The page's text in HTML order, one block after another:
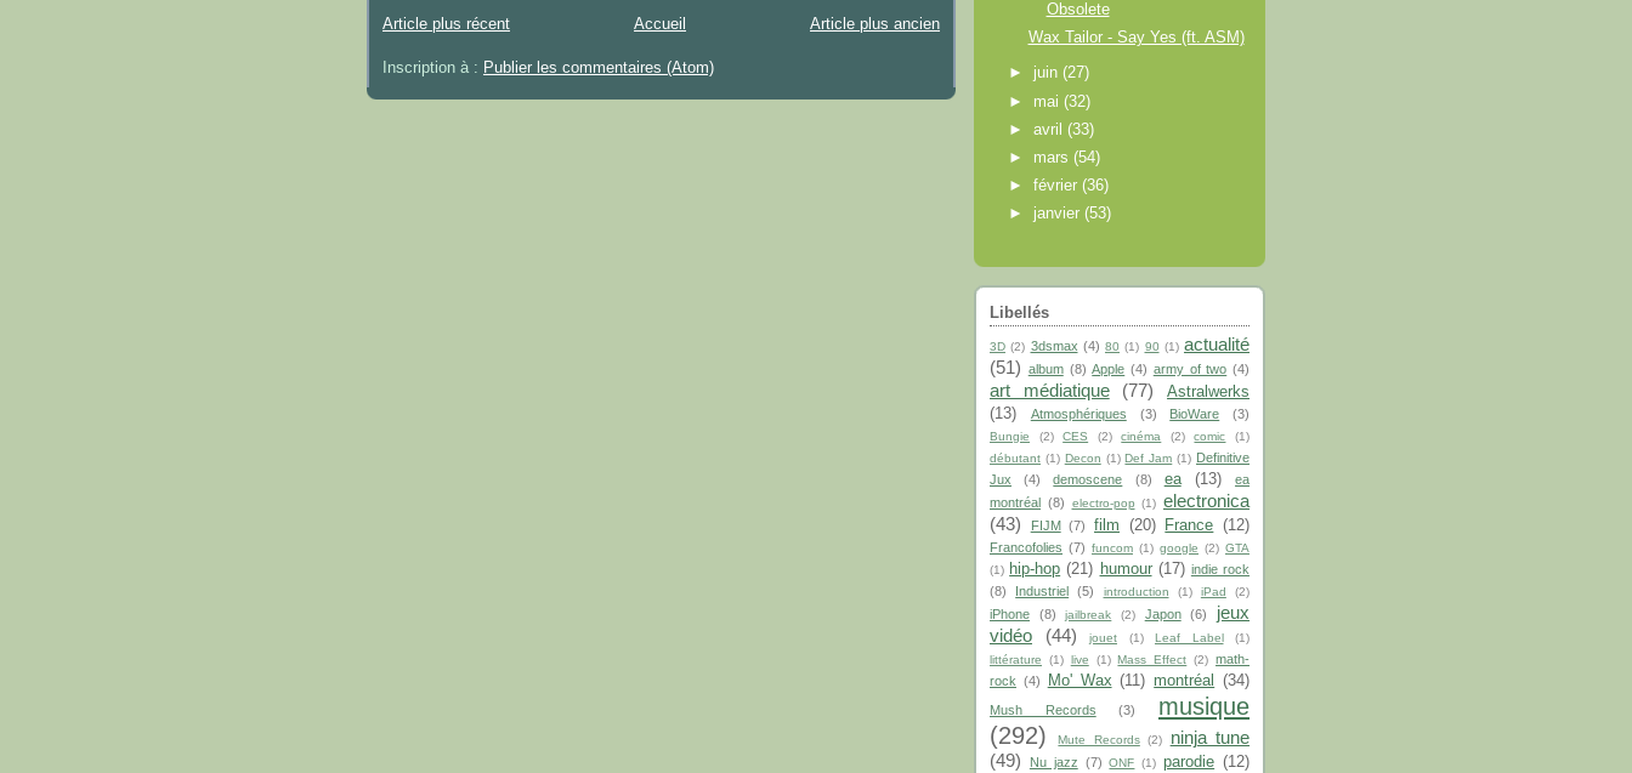
Article plus récent Article plus ancien
Accueil
Inscription à : Publier les commentaires (Atom)
Obsolete
Wax Tailor - Say Yes (ft. ASM)
► juin(27)
► mai(32)
►avril(33)
► mars(54)
►février(36)
► janvier(53)
Libellés
3D (2) 3dsmax (4) 80 (1) 90 (1) actualité
(51) album (8) Apple (4) army of two (4)
art médiatique (77)
Astralwerks
(13)
Atmosphériques (3) BioWare (3)
Bungie (2) CES (2) cinéma (2) comic
(1)
débutant (1) Decon (1) Def Jam (1) Definitive
Jux
(4) demoscene (8) ea (13)
ea
montréal (8) electro-pop (1) electronica
(43)
FIJM (7) film (20) France (12)
Francofolies (7) funcom (1) google (2) GTA
(1) hip-hop (21) humour (17) indie rock
(8)
Industriel (5) introduction (1) iPad (2)
iPhone (8) jailbreak (2) Japon (6)
jeux
vidéo
(44) jouet (1) Leaf Label
(1)
littérature
(1) live (1) Mass Effect (2) math-
rock (4) Mo' Wax (11) montréal (34)
Mush Records (3)
musique
(292)
Mute Records (2)
ninja tune
(49)
Nu jazz (7) ONF (1) parodie (12)